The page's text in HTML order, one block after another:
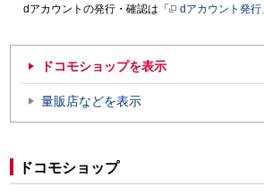
dアカウントの発行・確認は「
dアカウント発行
ドコモショップを表示
量販店などを表示
ドコモショップ